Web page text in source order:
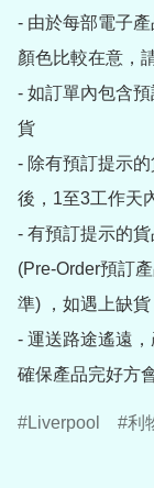
- 由於每部電子
顏色比較在意，
- 如訂單內包含
貨
- 除有預訂提示
後，1至3工作天
- 有預訂提示的
(Pre-Order預訂
準) ，如遇上缺
- 運送路途遙遠
確保產品完好方
Liverpool 利